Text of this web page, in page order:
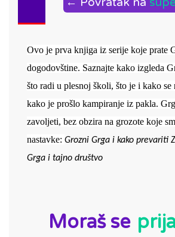
Ovo je prva knjiga iz serije koje prate
dogodovštine. Saznajte kako izgleda
što radi u plesnoj školi, što je i kako se
kako je prošlo kampiranje iz pakla.
zavoljeti, bez obzira na grozote koje
nastavke: Grozni Grga i kako prevariti
Grga i tajno društvo
Moraš se